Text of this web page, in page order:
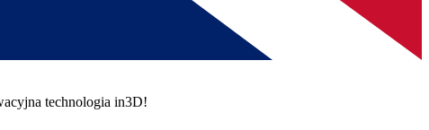
technologia in3D!